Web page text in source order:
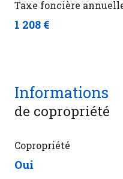
Taxe foncière
1 208 €
Informations
de copropriété
Copropriété
Oui